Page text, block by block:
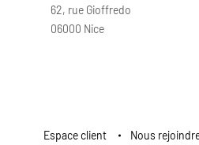
62, rue Gioffredo
06000 Nice
Espace client Nous